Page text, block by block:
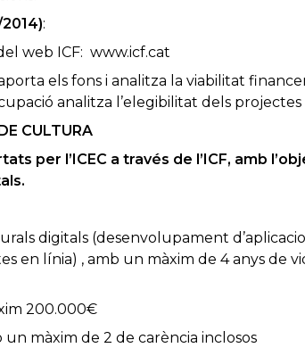
:
web ICF: www.icf.cat
els fons i analitza la viabilitat
analitza l’elegibilitat dels
CULTURA
per l’ICEC a través de l’ICF, amb
digitals (desenvolupament
en línia) , amb un màxim de 4 anys de
200.000€
un màxim de 2 de carència inclosos